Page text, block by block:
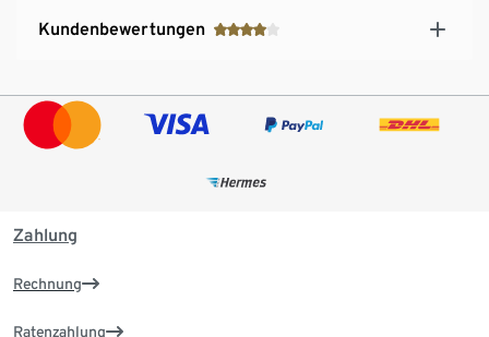
Kundenbewertungen
Zahlung
Rechnung
Ratenzahlung